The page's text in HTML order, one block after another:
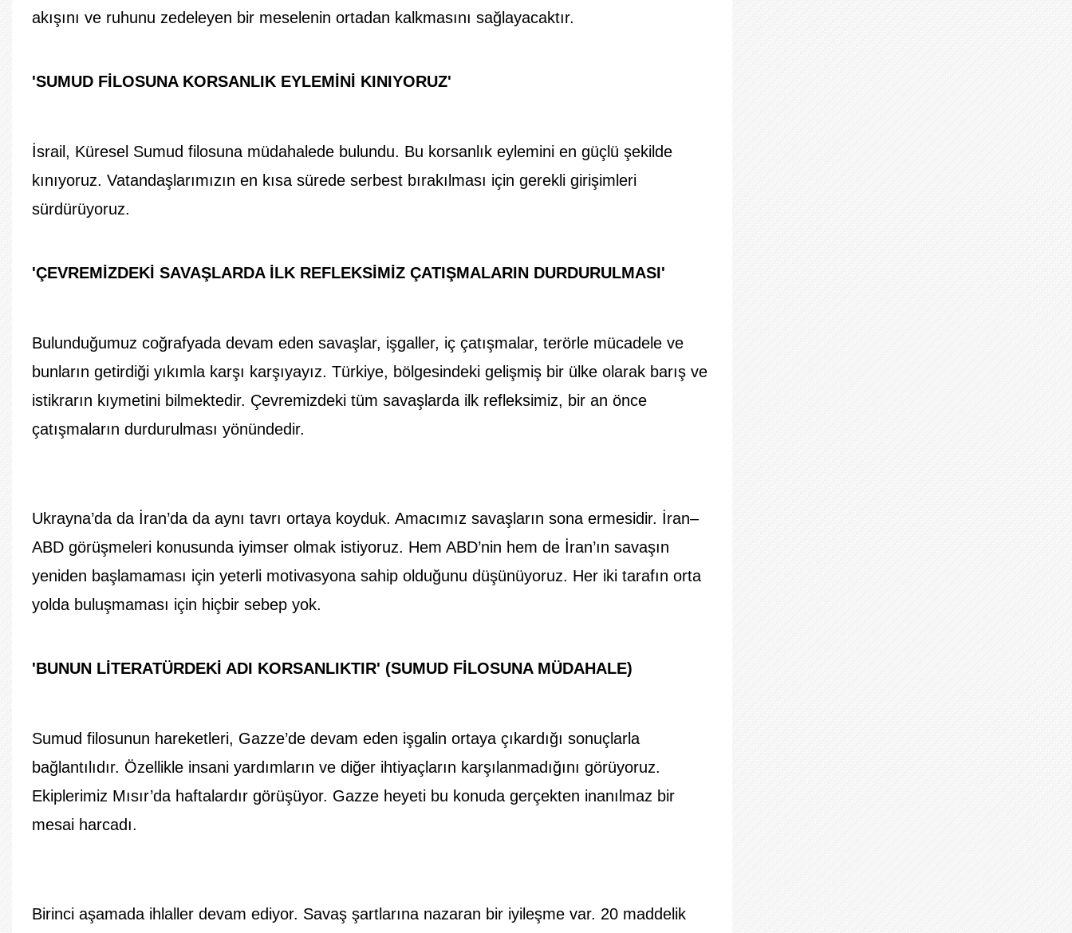
akışını ve ruhunu zedeleyen bir meselenin ortadan kalkmasını sağlayacaktır.
'SUMUD FİLOSUNA KORSANLIK EYLEMİNİ KINIYORUZ'
İsrail, Küresel Sumud filosuna müdahalede bulundu. Bu korsanlık eylemini en güçlü şekilde
kınıyoruz. Vatandaşlarımızın en kısa sürede serbest bırakılması için gerekli girişimleri
sürdürüyoruz.
'ÇEVREMİZDEKİ SAVAŞLARDA İLK REFLEKSİMİZ ÇATIŞMALARIN DURDURULMASI'
Bulunduğumuz coğrafyada devam eden savaşlar, işgaller, iç çatışmalar, terörle mücadele ve
bunların getirdiği yıkımla karşı karşıyayız. Türkiye, bölgesindeki gelişmiş bir ülke olarak barış ve
istikrarın kıymetini bilmektedir. Çevremizdeki tüm savaşlarda ilk refleksimiz, bir an önce
çatışmaların durdurulması yönündedir.
Ukrayna’da da İran’da da aynı tavrı ortaya koyduk. Amacımız savaşların sona ermesidir. İran–
ABD görüşmeleri konusunda iyimser olmak istiyoruz. Hem ABD’nin hem de İran’ın savaşın
yeniden başlamaması için yeterli motivasyona sahip olduğunu düşünüyoruz. Her iki tarafın orta
yolda buluşmaması için hiçbir sebep yok.
'BUNUN LİTERATÜRDEKİ ADI KORSANLIKTIR' (SUMUD FİLOSUNA MÜDAHALE)
Sumud filosunun hareketleri, Gazze’de devam eden işgalin ortaya çıkardığı sonuçlarla
bağlantılıdır. Özellikle insani yardımların ve diğer ihtiyaçların karşılanmadığını görüyoruz.
Ekiplerimiz Mısır’da haftalardır görüşüyor. Gazze heyeti bu konuda gerçekten inanılmaz bir
mesai harcadı.
Birinci aşamada ihlaller devam ediyor. Savaş şartlarına nazaran bir iyileşme var. 20 maddelik